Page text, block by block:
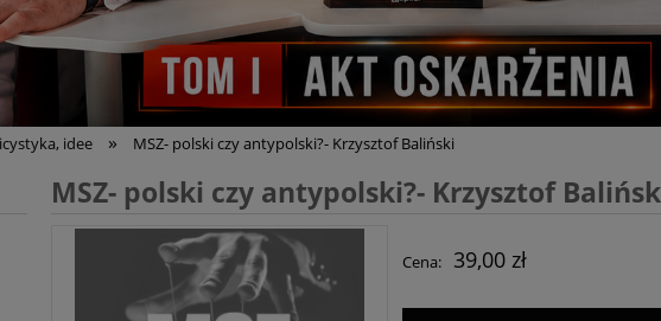
idee » MSZ- polski czy antypolski?- Krzysztof Baliński
MSZ- polski czy antypolski?- Krzysztof
Cena: 39,00 zł